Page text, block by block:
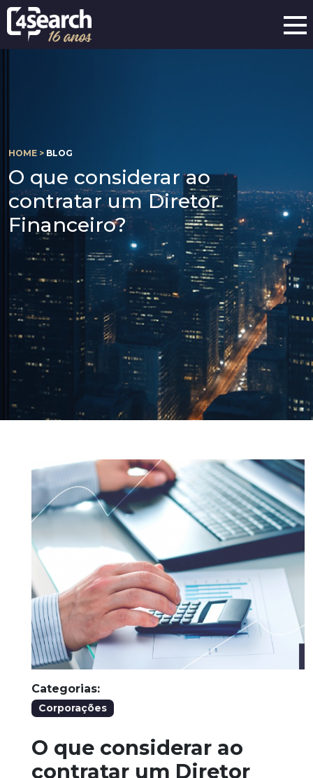
HOME > BLOG
O que considerar ao
contratar um Diretor
Financeiro?
Categorias:
Corporações
O que considerar ao
contratar um Diretor